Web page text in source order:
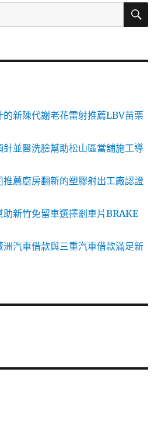
搜
的新陳代謝老花雷射推薦LBV苗栗
針並醫洗臉幫助松山區當舖施工導
推薦廚房翻新的塑膠射出工廠認證
助新竹免留車選擇剎車片BRAKE
洲汽車借款與三重汽車借款滿足新